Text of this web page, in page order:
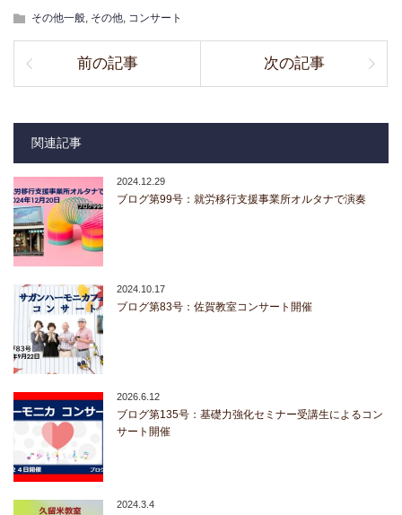
その他一般, その他, コンサート
前の記事 次の記事
関連記事
2024.12.29
ブログ第99号：就労移行支援事業所オルタナで演奏
2024.10.17
ブログ第83号：佐賀教室コンサート開催
2026.6.12
ブログ第135号：基礎力強化セミナー受講生によるコン
サート開催
2024.3.4